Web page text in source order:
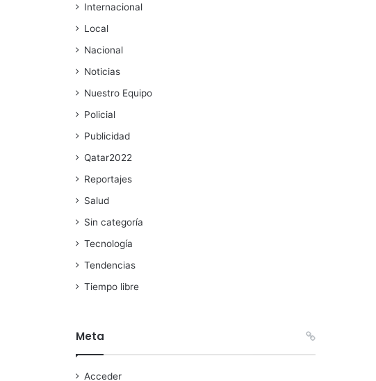
Internacional
Local
Nacional
Noticias
Nuestro Equipo
Policial
Publicidad
Qatar2022
Reportajes
Salud
Sin categoría
Tecnología
Tendencias
Tiempo libre
Meta
Acceder